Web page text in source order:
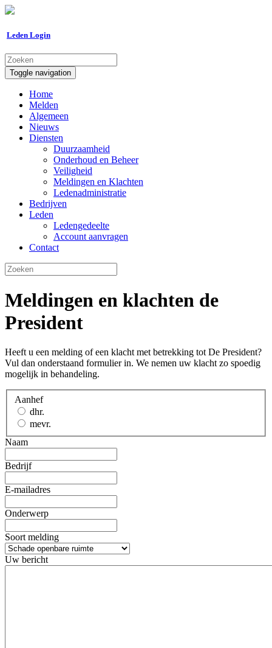
Leden Login
Toggle navigation
Home
Melden
Algemeen
Nieuws
Diensten
Duurzaamheid
Onderhoud en Beheer
Veiligheid
Meldingen en Klachten
Ledenadministratie
Bedrijven
Leden
Ledengedeelte
Account aanvragen
Contact
Meldingen en klachten de
President
Heeft u een melding of een klacht met betrekking tot De President?
Vul dan onderstaand formulier in. We nemen uw klacht zo spoedig
mogelijk in behandeling.
Aanhef
dhr.
mevr.
Naam
Bedrijf
E-mailadres
Onderwerp
Soort melding
Uw bericht